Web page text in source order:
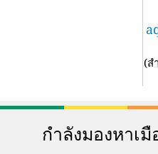
(ส
กำลังมองหาเ